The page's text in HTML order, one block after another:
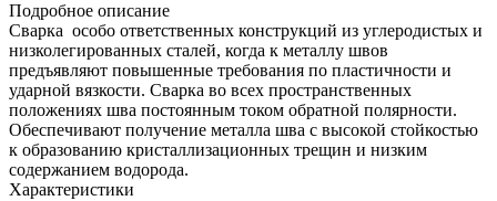
Подробное описание
Сварка особо ответственных конструкций из углеродистых и
низколегированных сталей, когда к металлу швов
предъявляют повышенные требования по пластичности и
ударной вязкости. Сварка во всех пространственных
положениях шва постоянным током обратной полярности.
Обеспечивают получение металла шва с высокой стойкостью
к образованию кристаллизационных трещин и низким
содержанием водорода.
Характеристики